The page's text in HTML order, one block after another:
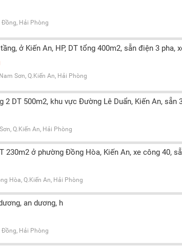
Hải Phòng
ở Kiến An, HP, DT tổng 400m2, sẵn điện 3 pha,
Sơn, Q.Kiến An, Hải Phòng
2 DT 500m2, khu vực Đường Lê Duẩn, Kiến An, sẵn
Q.Kiến An, Hải Phòng
230m2 ở phường Đồng Hòa, Kiến An, xe công 40,
Hòa, Q.Kiến An, Hải Phòng
an dương, h
Hải Phòng